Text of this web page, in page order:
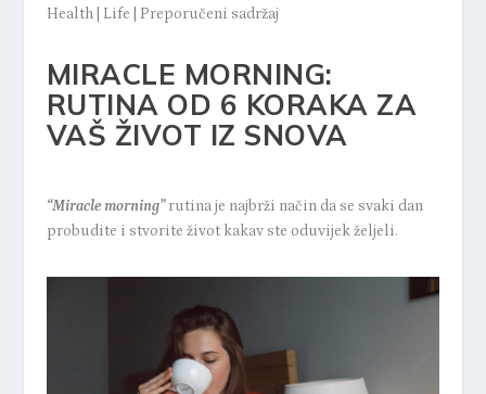
Health| Life Preporučeni sadržaj
MIRACLE MORNING:
RUTINA OD 6 KORAKA ZA
VAŠ ŽIVOT IZ SNOVA
“Miracle morning” rutina je najbrži način da se svaki dan
probudite i stvorite život kakav ste oduvijek željeli.